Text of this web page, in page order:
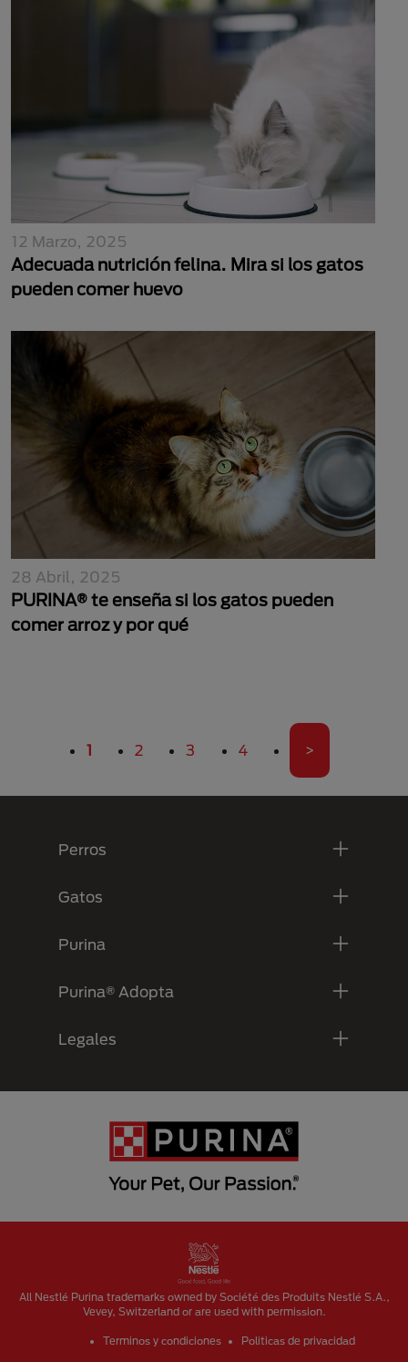
12 Marzo, 2025
Adecuada nutrición felina. Mira si los gatos
pueden comer huevo
28 Abril, 2025
PURINA® te enseña si los gatos pueden
comer arroz y por qué
Página actual
1 Página
2 Página
3 Página
4 Última página
>
Perros
Gatos
Purina
Purina® Adopta
Legales
All Nestlé Purina trademarks owned by Société des Produits Nestlé S.A.,
Vevey, Switzerland or are used with permission.
Terminos y condiciones Politicas de privacidad